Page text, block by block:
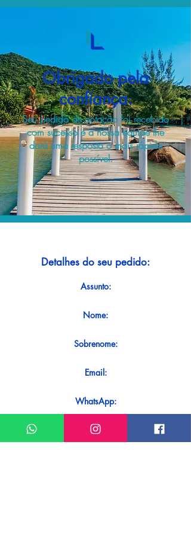
Obrigado pela
confiança.
Seu pedido de cotação foi recebido
com sucesso e a nossa equipe lhe
dará uma resposta o mais rápido
possível.
Detalhes do seu pedido:
Assunto:
Nome:
Sobrenome:
Email:
WhatsApp:
Mensagem: